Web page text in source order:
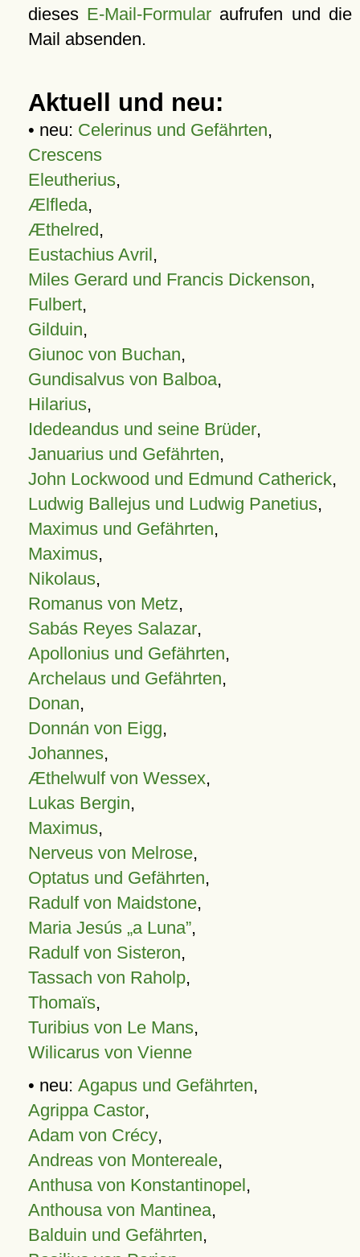
dieses E-Mail-Formular aufrufen und die
Mail absenden.
Aktuell und neu:
• neu: Celerinus und Gefährten,
Crescens
Eleutherius,
Ælfleda,
Æthelred,
Eustachius Avril,
Miles Gerard und Francis Dickenson,
Fulbert,
Gilduin,
Giunoc von Buchan,
Gundisalvus von Balboa,
Hilarius,
Idedeandus und seine Brüder,
Januarius und Gefährten,
John Lockwood und Edmund Catherick,
Ludwig Ballejus und Ludwig Panetius,
Maximus und Gefährten,
Maximus,
Nikolaus,
Romanus von Metz,
Sabás Reyes Salazar,
Apollonius und Gefährten,
Archelaus und Gefährten,
Donan,
Donnán von Eigg,
Johannes,
Æthelwulf von Wessex,
Lukas Bergin,
Maximus,
Nerveus von Melrose,
Optatus und Gefährten,
Radulf von Maidstone,
Maria Jesús „a Luna”,
Radulf von Sisteron,
Tassach von Raholp,
Thomaïs,
Turibius von Le Mans,
Wilicarus von Vienne
• neu: Agapus und Gefährten,
Agrippa Castor,
Adam von Crécy,
Andreas von Montereale,
Anthusa von Konstantinopel,
Anthousa von Mantinea,
Balduin und Gefährten,